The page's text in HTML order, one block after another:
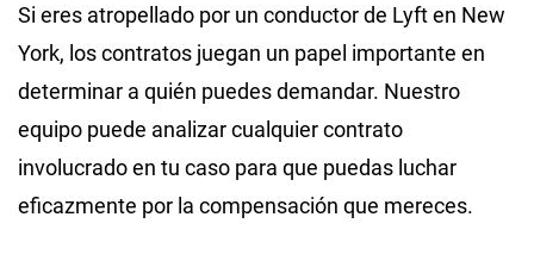
Si eres atropellado por un conductor de Lyft en New
York, los contratos juegan un papel importante en
determinar a quién puedes demandar. Nuestro
equipo puede analizar cualquier contrato
involucrado en tu caso para que puedas luchar
eficazmente por la compensación que mereces.